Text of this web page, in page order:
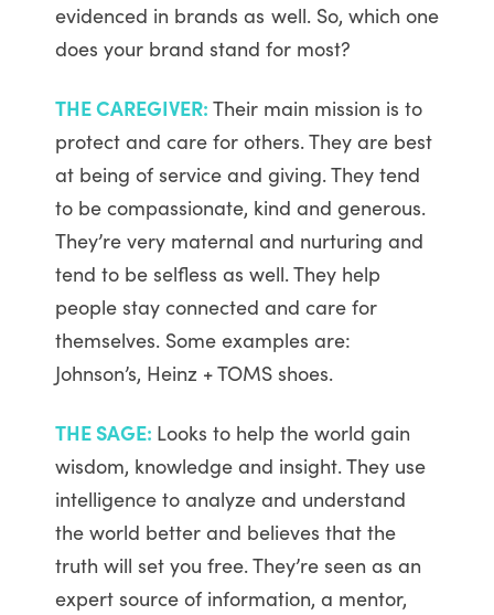
evidenced in brands as well. So, which one
does your brand stand for most?
THE CAREGIVER: Their main mission is to
protect and care for others. They are best
at being of service and giving. They tend
to be compassionate, kind and generous.
They’re very maternal and nurturing and
tend to be selfless as well. They help
people stay connected and care for
themselves. Some examples are:
Johnson’s, Heinz + TOMS shoes.
THE SAGE: Looks to help the world gain
wisdom, knowledge and insight. They use
intelligence to analyze and understand
the world better and believes that the
truth will set you free. They’re seen as an
expert source of information, a mentor,